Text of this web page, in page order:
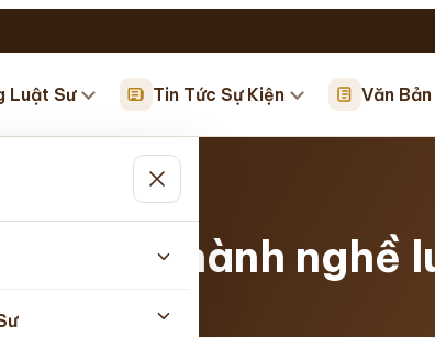
Luật Sư Tin Tức Sự Kiện Văn
sư và hành nghề